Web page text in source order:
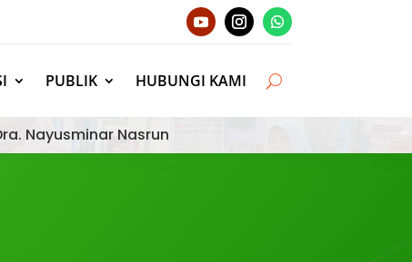
PUBLIK HUBUNGI KAMI
Nayusminar Nasrun